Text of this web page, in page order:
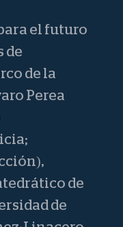
el futuro
de
de la
Perea
de
de